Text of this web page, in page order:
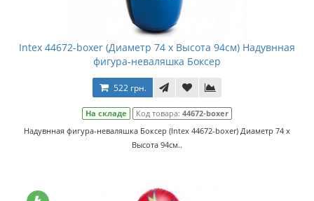
Intex 44672-boxer (Диаметр 74 x Высота 94см) Надувнная
фигура-неваляшка Боксер
522 грн.
На складе Код товара: 44672-boxer
Надувнная фигура-неваляшка Боксер (Intex 44672-boxer) Диаметр 74 x
Высота 94см..